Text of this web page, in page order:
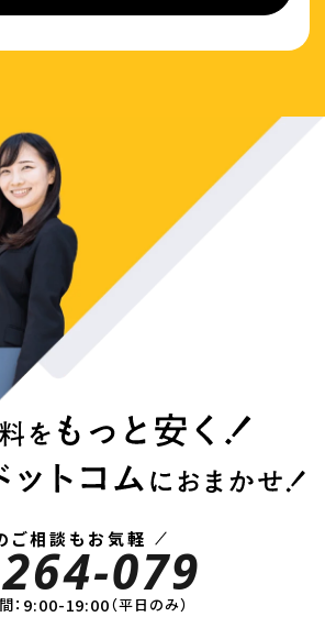
ご相談もお気軽079
： 9:00-19:00（平日のみ）